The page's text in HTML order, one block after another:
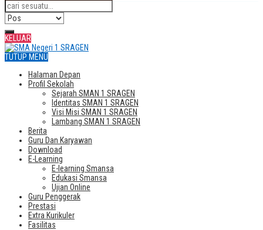
KELUAR
TUTUP MENU
Halaman Depan
Profil Sekolah
Sejarah SMAN 1 SRAGEN
Identitas SMAN 1 SRAGEN
Visi Misi SMAN 1 SRAGEN
Lambang SMAN 1 SRAGEN
Berita
Guru Dan Karyawan
Download
E-Learning
E-learning Smansa
Edukasi Smansa
Ujian Online
Guru Penggerak
Prestasi
Extra Kurikuler
Fasilitas